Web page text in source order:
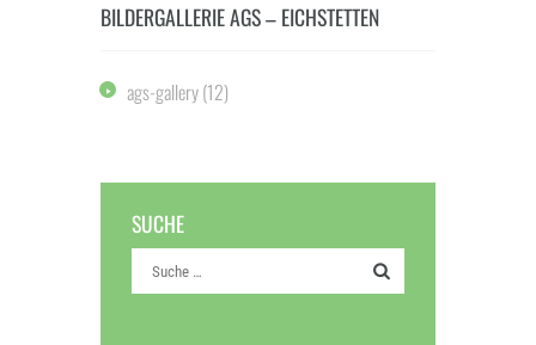
BILDERGALLERIE AGS – EICHSTETTEN
ags-gallery(12)
SUCHE